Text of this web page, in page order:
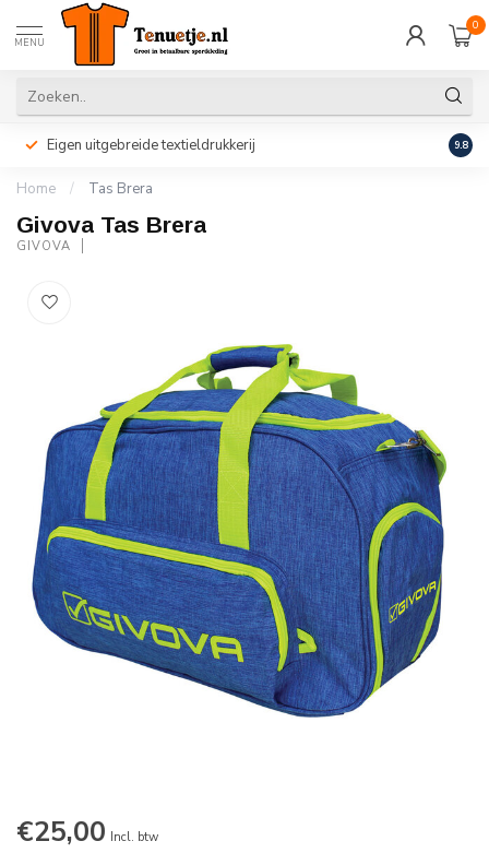
MENU
0
Eigen uitgebreide textieldrukkerij 9.8
Home / Tas Brera
Givova Tas Brera
GIVOVA
€25,00 Incl. btw